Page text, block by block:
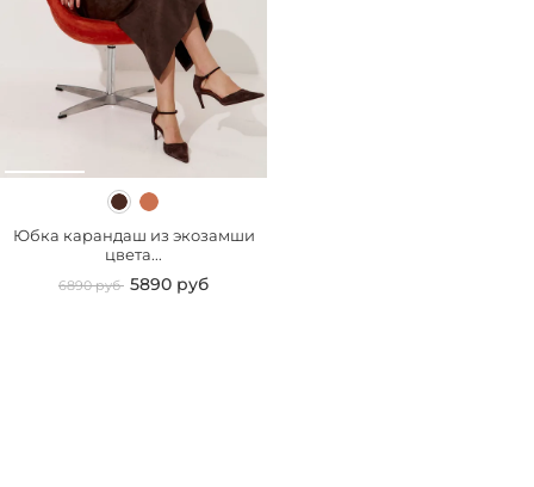
Юбка карандаш из экозамши
цвета...
6890 руб 5890 руб